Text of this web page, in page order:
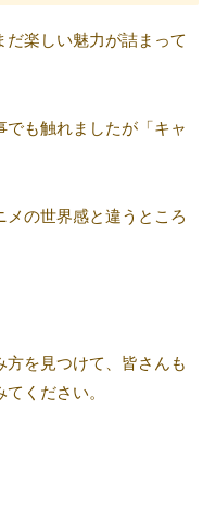
だ楽しい魅力が詰まって
も触れましたが「キャ
メの世界感と違うところ
方を見つけて、皆さんも
ください。